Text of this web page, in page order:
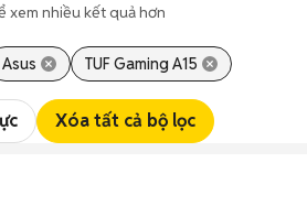
xem nhiều kết quả hơn
Asus TUF Gaming A15
Xóa tất cả bộ lọc